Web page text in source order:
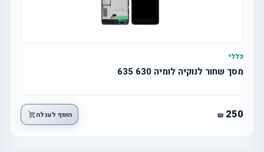
כללי
מסך שחור לנוקיה לומיה 630 635
250 הוסף לעגלה